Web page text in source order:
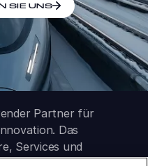
SIE UNS
Partner für
Das
Services und